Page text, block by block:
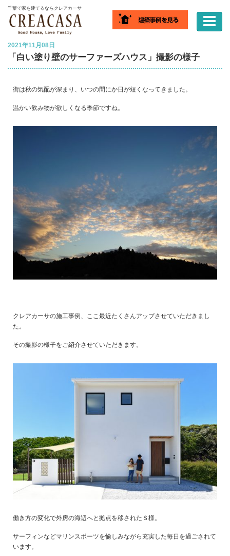
千葉で家を建てるならクレアカーサ
ホーム ブログ 「白い塗り壁のサーファーズハウス」撮影の様子
2021年11月08日
「白い塗り壁のサーファーズハウス」撮影の様子
街は秋の気配が深まり、いつの間にか日が短くなってきました。
温かい飲み物が欲しくなる季節ですね。
クレアカーサの施工事例、ここ最近たくさんアップさせていただきまし
た。
その撮影の様子をご紹介させていただきます。
働き方の変化で外房の海辺へと拠点を移されたＳ様。
サーフィンなどマリンスポーツを愉しみながら充実した毎日を過ごされて
います。